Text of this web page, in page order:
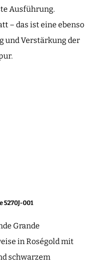
Ausführung.
– das ist eine ebenso
und Verstärkung der
5270J-001
Grande
in Roségold mit
schwarzem